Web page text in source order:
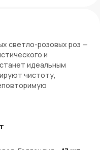
светло-розовых роз —
и
идеальным
чистоту,
букета - розы